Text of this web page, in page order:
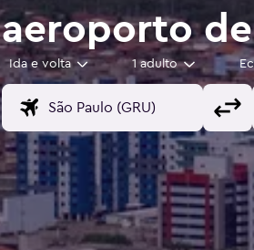
aeroporto
Ida e volta 1 adulto